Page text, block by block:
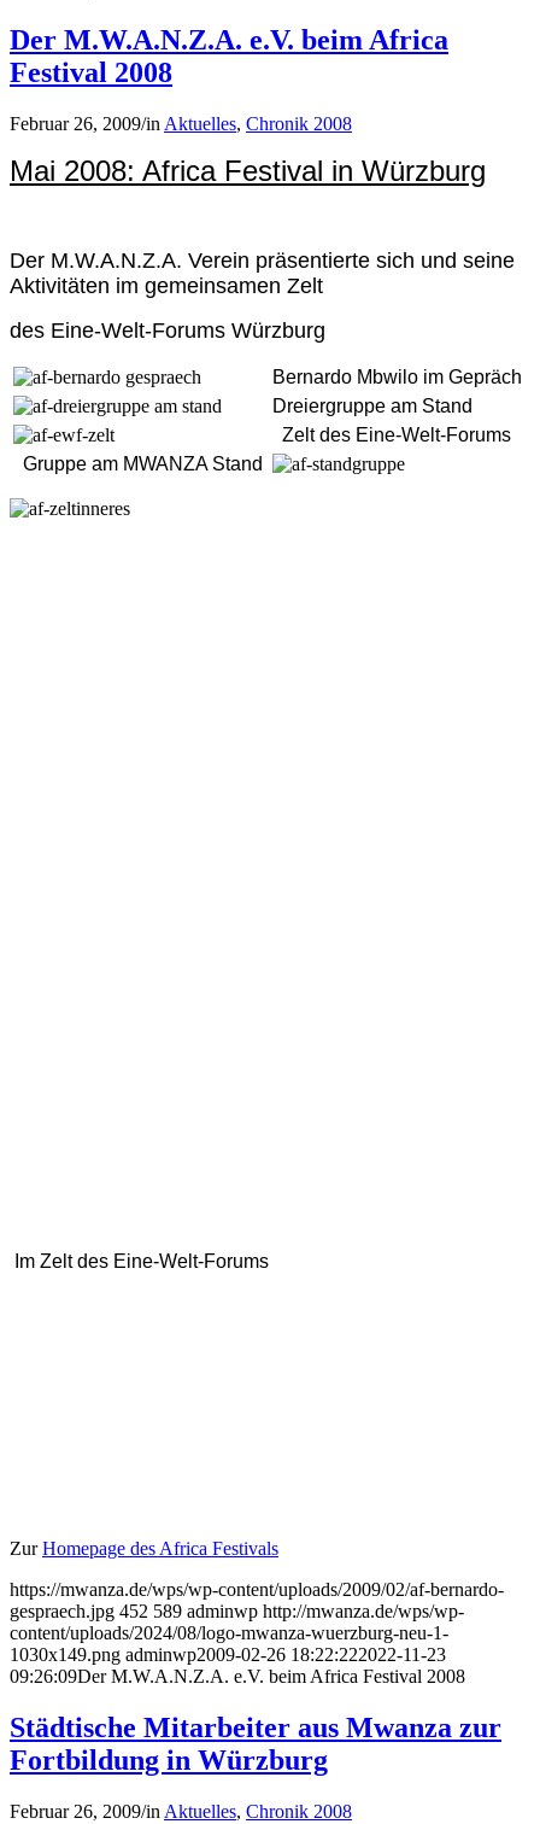
Der M.W.A.N.Z.A. e.V. beim Africa
Festival 2008
Februar 26, 2009/in Aktuelles, Chronik 2008
Mai 2008: Africa Festival in Würzburg
Der M.W.A.N.Z.A. Verein präsentierte sich und seine
Aktivitäten im gemeinsamen Zelt
des Eine-Welt-Forums Würzburg
Bernardo Mbwilo im Gepräch
Dreiergruppe am Stand
Zelt des Eine-Welt-Forums
Gruppe am MWANZA Stand
Im Zelt des Eine-Welt-Forums
ZurHomepage des Africa Festivals
https://mwanza.de/wps/wp-content/uploads/2009/02/af-bernardo-
gespraech.jpg 452 589 adminwp http://mwanza.de/wps/wp-
content/uploads/2024/08/logo-mwanza-wuerzburg-neu-1-
1030x149.png adminwp2009-02-26 18:22:222022-11-23
09:26:09Der M.W.A.N.Z.A. e.V. beim Africa Festival 2008
Städtische Mitarbeiter aus Mwanza zur
Fortbildung in Würzburg
Februar 26, 2009/in Aktuelles, Chronik 2008